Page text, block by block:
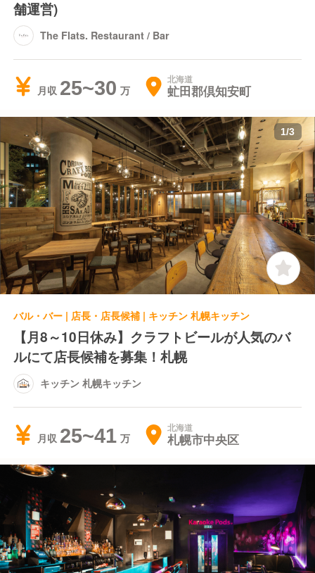
舗運営)
The Flats. Restaurant / Bar
月収 25~30 北海道
虻田郡倶知安町
1/3
バル・バー | 店長・店長候補 | キッチン 札幌キッチン
【月8～10日休み】クラフトビールが人気のバ
ルにて店長候補を募集！札幌
キッチン 札幌キッチン
月収 25~41 北海道
札幌市中央区